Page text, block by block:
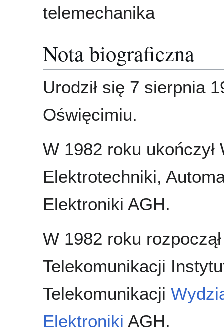
telemechanika
Nota biograficzna
Urodził się 7 sierpnia
Oświęcimiu.
W 1982 roku ukończył
Elektrotechniki,
Elektroniki AGH.
W 1982 roku
Telekomunikacji
Telekomunikacji
Elektroniki AGH.